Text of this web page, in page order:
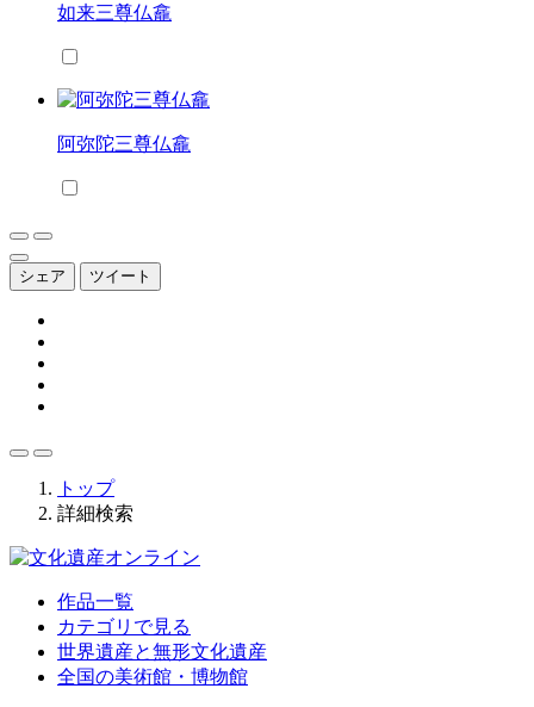
如来三尊仏龕
阿弥陀三尊仏龕
シェア ツイート
トップ
詳細検索
作品一覧
カテゴリで見る
世界遺産と無形文化遺産
全国の美術館・博物館